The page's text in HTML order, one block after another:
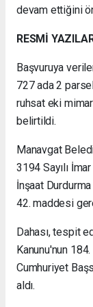
devam ettiğini
RESMİ
Başvuruya
727 ada 2
ruhsat eki
belirtildi.
Manavgat
3194 Sayılı
İnşaat
42. maddesi
Dahası, tespit
Kanunu'nun
Cumhuriyet
aldı.